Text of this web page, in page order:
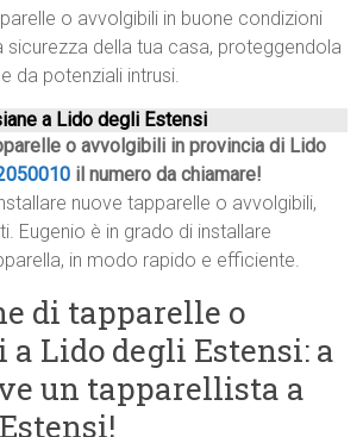
o avvolgibili in buone condizioni
sicurezza della tua casa, proteggendola
da potenziali intrusi.
a Lido degli Estensi
o avvolgibili in provincia di Lido
il numero da chiamare!
nuove tapparelle o avvolgibili,
Eugenio è in grado di installare
in modo rapido e efficiente.
di tapparelle o
Lido degli Estensi: a
un tapparellista a